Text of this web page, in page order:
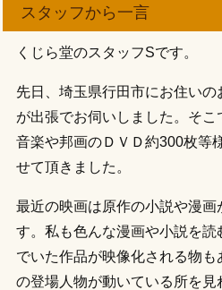
スタッフから一言
くじら堂のスタッフSです。
先日、埼玉県行田市にお住い
が出張でお伺いしました。そこ
音楽や邦画のＤＶＤ約300枚等
せて頂きました。
最近の映画は原作の小説や漫画
す。私も色んな漫画や小説を
でいた作品が映像化される物も
の登場人物が動いている所を見